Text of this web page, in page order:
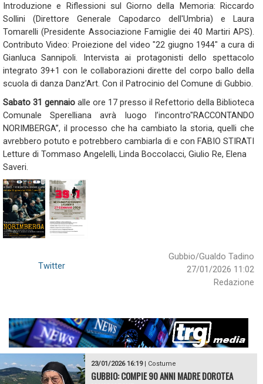
Introduzione e Riflessioni sul Giorno della Memoria: Riccardo
Sollini (Direttore Generale Capodarco dell'Umbria) e Laura
Tomarelli (Presidente Associazione Famiglie dei 40 Martiri APS).
Contributo Video: Proiezione del video "22 giugno 1944" a cura di
Gianluca Sannipoli. Intervista ai protagonisti dello spettacolo
integrato 39+1 con le collaborazioni dirette del corpo ballo della
scuola di danza Danz’Art. Con il Patrocinio del Comune di Gubbio.
Sabato 31 gennaio alle ore 17 presso il Refettorio della Biblioteca
Comunale Sperelliana avrà luogo l’incontro"RACCONTANDO
NORIMBERGA”, il processo che ha cambiato la storia, quelli che
avrebbero potuto e potrebbero cambiarla di e con FABIO STIRATI
Letture di Tommaso Angelelli, Linda Boccolacci, Giulio Re, Elena
Saveri.
Gubbio/Gualdo Tadino
27/01/2026 11:02
Redazione
Twitter
23/01/2026 16:19| Costume
GUBBIO: COMPIE 90 ANNI MADRE DOROTEA